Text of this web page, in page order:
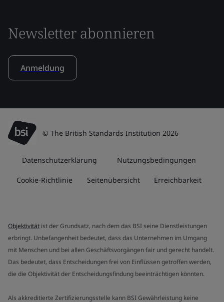
Newsletter abonnieren
Anmeldung
© The British Standards Institution 2026
Datenschutzerklärung Nutzungsbedingungen
Cookie-Richtlinie Seitenübersicht Erreichbarkeit
Objektivität ist der Grundsatz, nach dem das BSI seine Dienstleistungen
erbringt. Unbefangenheit bedeutet, dass das Unternehmen im Umgang
mit Menschen und bei allen Geschäftsvorgängen fair und gerecht handelt.
Das bedeutet, dass Entscheidungen frei von Einflüssen getroffen werden,
die die Objektivität der Entscheidungsfindung beeinträchtigen könnten.
Als akkreditierte Zertifizierungsstelle kann BSI Gewährleistung keine